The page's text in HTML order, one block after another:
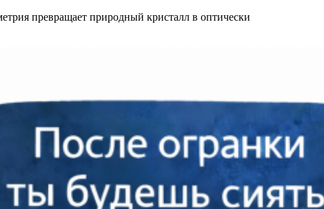
превращает природный кристалл в оптически